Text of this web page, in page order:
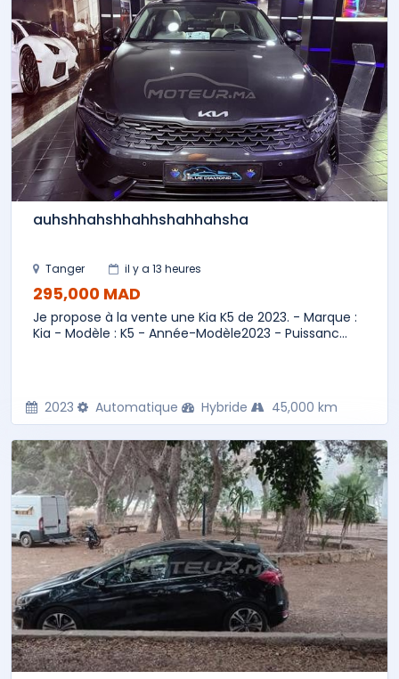
auhshhahshhahhshahhahsha
Tanger il y a 13 heures
295,000 MAD
Je propose à la vente une Kia K5 de 2023. - Marque :
Kia - Modèle : K5 - Année-Modèle2023 - Puissanc...
2023 Automatique Hybride 45,000 km